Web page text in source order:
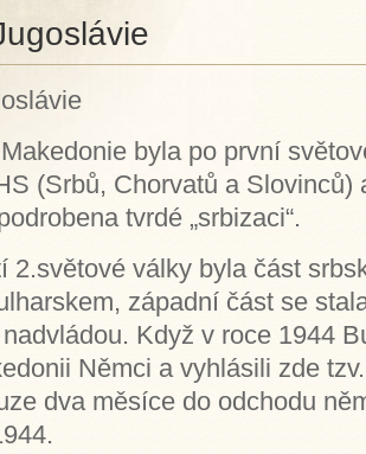
byla po první
(Srbů, Chorvatů a Slovinců)
tvrdé „srbizaci“.
2.světové války byla část
západní část se
Když v roce 1944
Němci a vyhlásili zde
dva měsíce do odchodu